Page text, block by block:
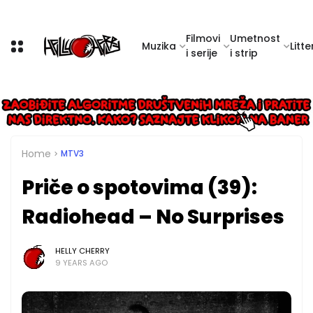
Muzika
Filmovi
i serije
Umetnost
i strip
Home MTV3
Priče o spotovima (39):
Radiohead – No Surprises
HELLY CHERRY
9 YEARS AGO